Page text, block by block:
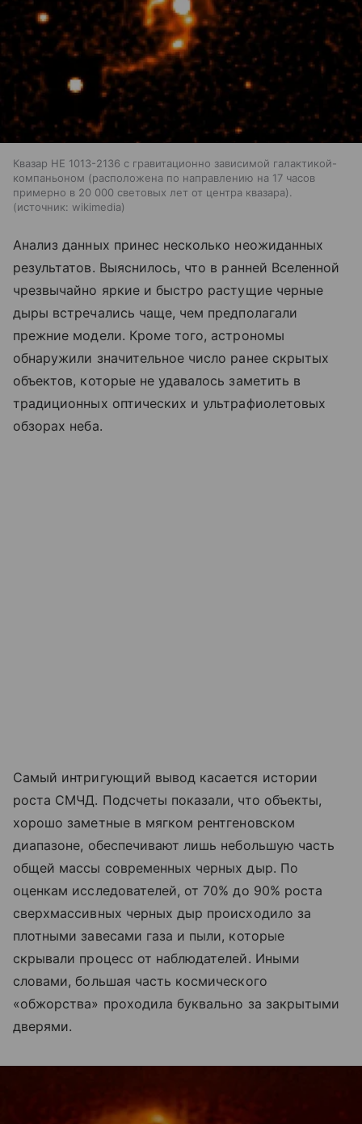
Квазар HE 1013-2136 с гравитационно зависимой галактикой-
компаньоном (расположена по направлению на 17 часов
примерно в 20 000 световых лет от центра квазара).
источник: wikimedia
Анализ данных принес несколько неожиданных
результатов. Выяснилось, что в ранней Вселенной
чрезвычайно яркие и быстро растущие черные
дыры встречались чаще, чем предполагали
прежние модели. Кроме того, астрономы
обнаружили значительное число ранее скрытых
объектов, которые не удавалось заметить в
традиционных оптических и ультрафиолетовых
обзорах неба.
Самый интригующий вывод касается истории
роста СМЧД. Подсчеты показали, что объекты,
хорошо заметные в мягком рентгеновском
диапазоне, обеспечивают лишь небольшую часть
общей массы современных черных дыр. По
оценкам исследователей, от 70% до 90% роста
сверхмассивных черных дыр происходило за
плотными завесами газа и пыли, которые
скрывали процесс от наблюдателей. Иными
словами, большая часть космического
«обжорства» проходила буквально за закрытыми
дверями.